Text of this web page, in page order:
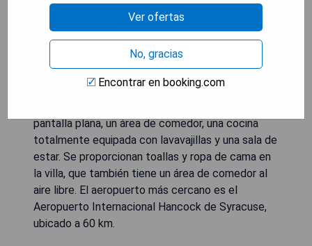
Situado en Pulaski, en la región de Nueva York,
Riverside Cabin con acceso privado a la pesca
ofrece un jardín y cuenta con un patio,
estacionamiento privado gratuito y WiFi gratis.
Esta propiedad para no fumadores se encuentra a
37 km de SUNY Oswego. La villa climatizada
pantalla plana, un área de comedor, una cocina
totalmente equipada con lavavajillas y una sala de
estar. Se proporcionan toallas y ropa de cama en
la villa, que también tiene un área de comedor al
aire libre. El aeropuerto más cercano es el
Aeropuerto Internacional Hancock de Syracuse,
ubicado a 60 km.
Ver ofertas
No, gracias
Encontrar en booking.com